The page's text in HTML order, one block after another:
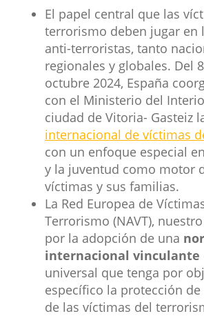
El papel central que las
terrorismo deben jugar en
anti-terroristas, tanto
regionales y globales. Del
octubre 2024, España
con el Ministerio del
ciudad de Vitoria- Gasteiz
internacional de víctimas
con un enfoque especial
y la juventud como motor
víctimas y sus familias.
La Red Europea de
Terrorismo (NAVT),
por la adopción de una
internacional vinculante
universal que tenga por
específico la protección
de las víctimas del